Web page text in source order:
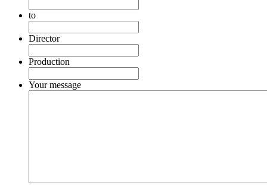
Format:
DD
dot
MM
dot
YYYY
to
Format:
DD
dot
MM
dot
YYYY
Director
Production
Your message